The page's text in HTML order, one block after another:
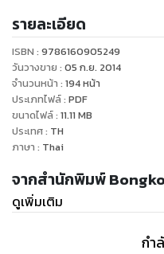
นับไม่ถ้วน ผู้ชายที่มองหล่อนจ
สายตาคู่นั้นมันบ่งบอกให้หล่อ
ซารีคอยปกป้องดวงแก้วอยู่ห่
“ใครอย่าได้รังแกนางเด็ดขา
เพราะพระองค์เองก็หลงรัก
“รักนางตอนไหนไม่รู้ แต่รู้สึก
กว้างของเรา”
รายละเอียด
ISBN : 9786160905249
วันวางขาย : 05 ก.ย. 2014
จำนวนหน้า : 194หน้า
ประเภทไฟล์: PDF
ขนาดไฟล์: 11.11 MB
ประเทศ: TH
ภาษา : Thai
จากสำนักพิมพ์
ดูเพิ่มเติม
กำ